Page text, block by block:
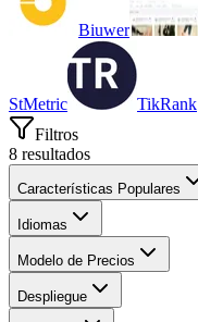
Biuwer
StMetric
TikRank
Filtros
8 resultados
Características Populares
Idiomas
Modelo de Precios
Despliegue